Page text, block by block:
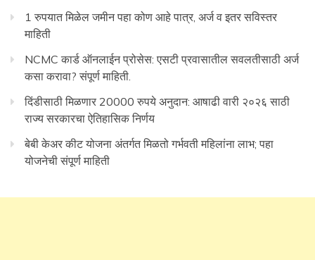
1 रुपयात मिळेल जमीन पहा कोण आहे पात्र, अर्ज व इतर सविस्तर
माहिती
NCMC कार्ड ऑनलाईन प्रोसेस: एसटी प्रवासातील सवलतीसाठी अर्ज
कसा करावा? संपूर्ण माहिती.
दिंडीसाठी मिळणार 20000 रुपये अनुदान: आषाढी वारी २०२६ साठी
राज्य सरकारचा ऐतिहासिक निर्णय
बेबी केअर कीट योजना अंतर्गत मिळतो गर्भवती महिलांना लाभ; पहा
योजनेची संपूर्ण माहिती